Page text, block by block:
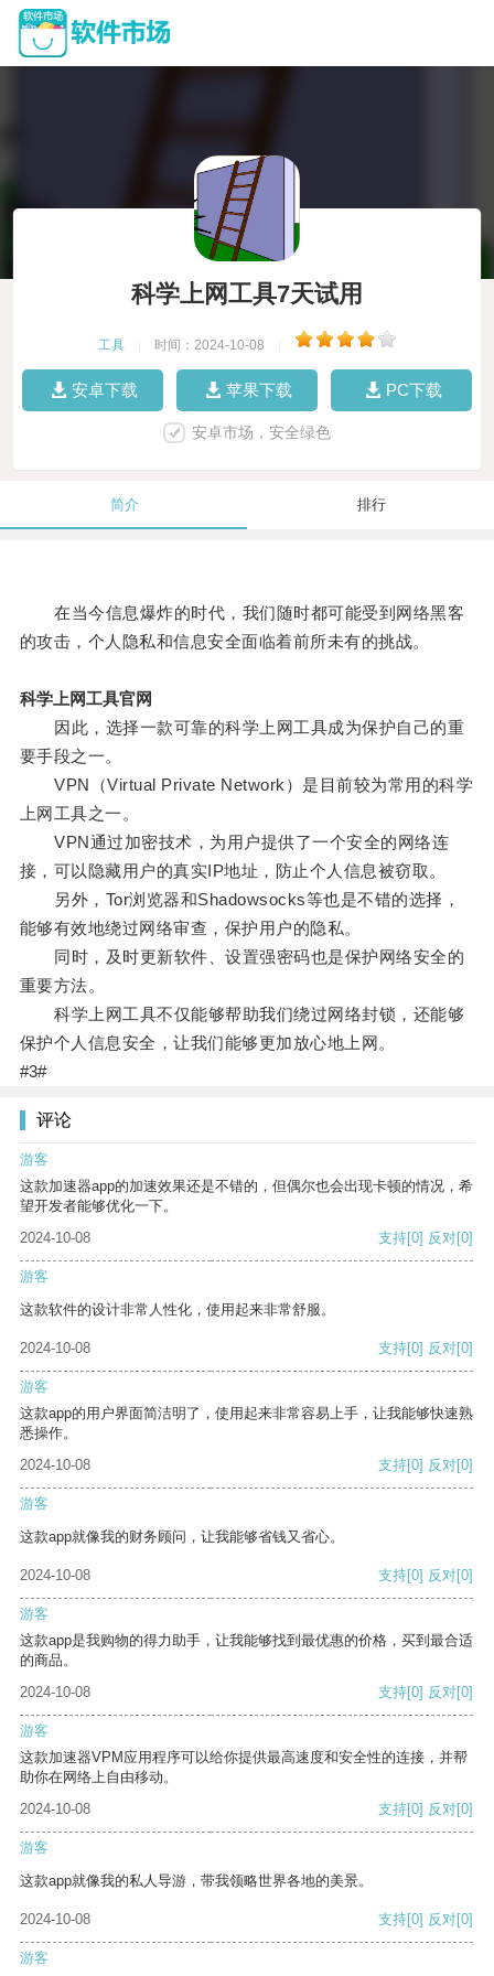
科学上网工具7天试用
工具 时间：2024-10-08
安卓下载 苹果下载 PC下载
安卓市场，安全绿色
简介 排行
在当今信息爆炸的时代，我们随时都可能受到网络黑客
的攻击，个人隐私和信息安全面临着前所未有的挑战。
科学上网工具官网
因此，选择一款可靠的科学上网工具成为保护自己的重
要手段之一。
VPN（Virtual Private Network）是目前较为常用的科学
上网工具之一。
VPN通过加密技术，为用户提供了一个安全的网络连
接，可以隐藏用户的真实IP地址，防止个人信息被窃取。
另外，Tor浏览器和Shadowsocks等也是不错的选择，
能够有效地绕过网络审查，保护用户的隐私。
同时，及时更新软件、设置强密码也是保护网络安全的
重要方法。
科学上网工具不仅能够帮助我们绕过网络封锁，还能够
保护个人信息安全，让我们能够更加放心地上网。
#3#
评论
游客
这款加速器app的加速效果还是不错的，但偶尔也会出现卡顿的情况，希
望开发者能够优化一下。
2024-10-08
支持[0] 反对[0]
游客
这款软件的设计非常人性化，使用起来非常舒服。
2024-10-08 支持[0] 反对[0]
游客
这款app的用户界面简洁明了，使用起来非常容易上手，让我能够快速熟
悉操作。
2024-10-08
支持[0] 反对[0]
游客
这款app就像我的财务顾问，让我能够省钱又省心。
2024-10-08 支持[0] 反对[0]
游客
这款app是我购物的得力助手，让我能够找到最优惠的价格，买到最合适
的商品。
2024-10-08
支持[0] 反对[0]
游客
这款加速器VPM应用程序可以给你提供最高速度和安全性的连接，并帮
助你在网络上自由移动。
2024-10-08
支持[0] 反对[0]
游客
这款app就像我的私人导游，带我领略世界各地的美景。
2024-10-08 支持[0] 反对[0]
游客